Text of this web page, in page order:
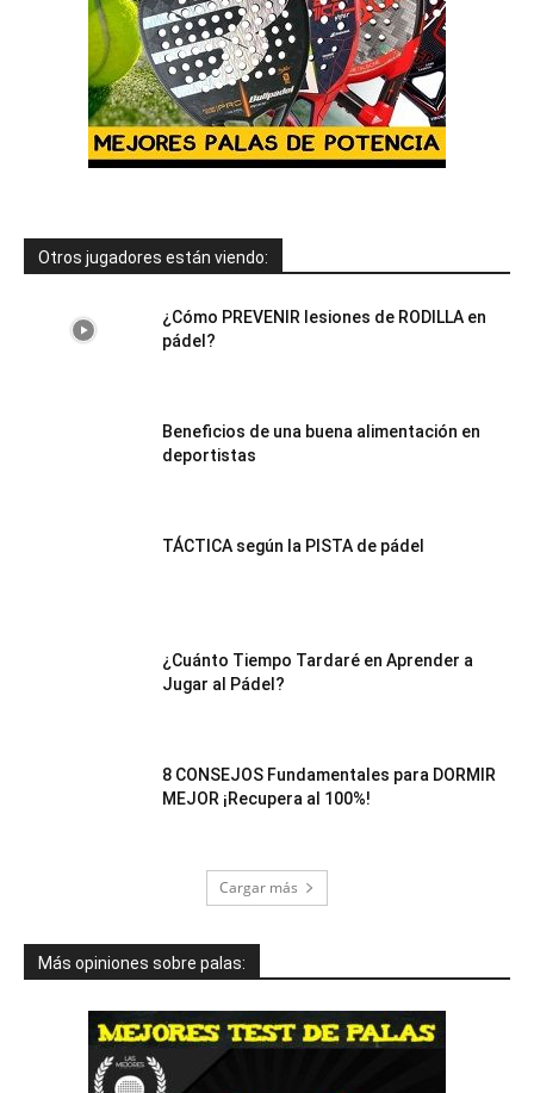
Otros jugadores están viendo:
¿Cómo PREVENIR lesiones de RODILLA en
pádel?
Beneficios de una buena alimentación en
deportistas
TÁCTICA según la PISTA de pádel
¿Cuánto Tiempo Tardaré en Aprender a
Jugar al Pádel?
8 CONSEJOS Fundamentales para DORMIR
MEJOR ¡Recupera al 100%!
Cargar más
Más opiniones sobre palas: